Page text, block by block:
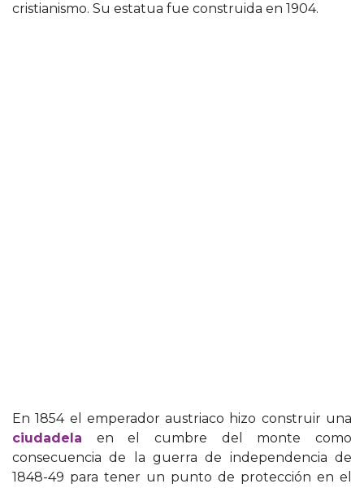
cristianismo. Su estatua fue construida en 1904.
En 1854 el emperador austriaco hizo construir una
ciudadela en el cumbre del monte como
consecuencia de la guerra de independencia de
1848-49 para tener un punto de protección en el